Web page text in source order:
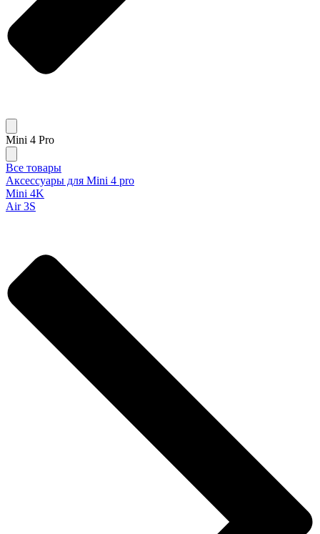
Mini 4 Pro
Все товары
Аксессуары для Mini 4 pro
Mini 4K
Air 3S